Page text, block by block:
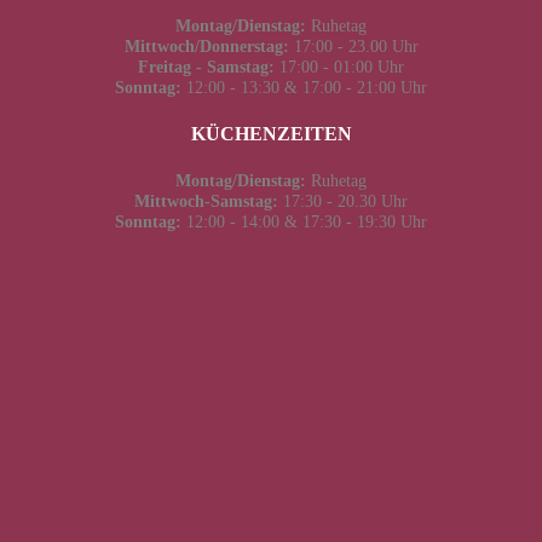
Montag/Dienstag: Ruhetag
Mittwoch/Donnerstag: 17:00 - 23.00 Uhr
Freitag - Samstag: 17:00 - 01:00 Uhr
Sonntag: 12:00 - 13:30 & 17:00 - 21:00 Uhr
KÜCHENZEITEN
Montag/Dienstag: Ruhetag
Mittwoch-Samstag: 17:30 - 20.30 Uhr
Sonntag: 12:00 - 14:00 & 17:30 - 19:30 Uhr